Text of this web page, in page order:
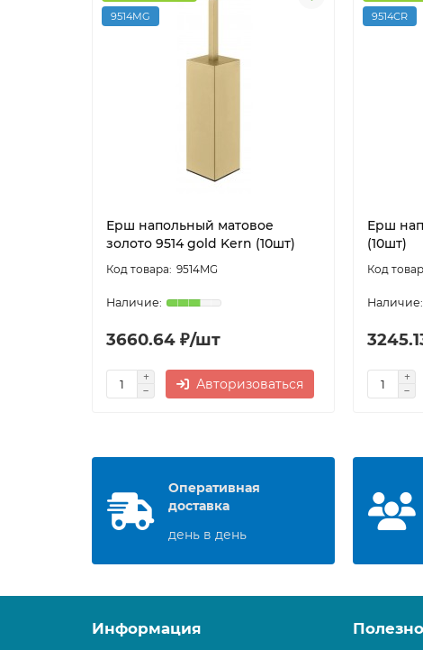
9514MG
Ерш напольный матовое
золото 9514 gold Kern (10шт)
9514MG
3660.64 ₽/шт
Авторизоваться
9514CR
Ерш
(10шт)
Оперативная
доставка
день в день
Информация